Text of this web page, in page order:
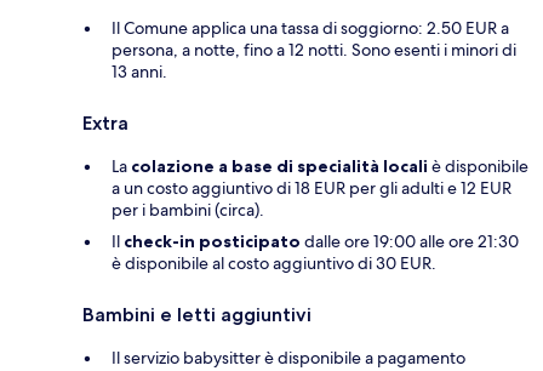
Il Comune applica una tassa di soggiorno: 2.50 EUR a
persona, a notte, fino a 12 notti. Sono esenti i minori di
13 anni.
Extra
La colazione a base di specialità locali è disponibile
a un costo aggiuntivo di 18 EUR per gli adulti e 12 EUR
per i bambini (circa).
Il check-in posticipato dalle ore 19:00 alle ore 21:30
è disponibile al costo aggiuntivo di 30 EUR.
Bambini e letti aggiuntivi
Il servizio babysitter è disponibile a pagamento